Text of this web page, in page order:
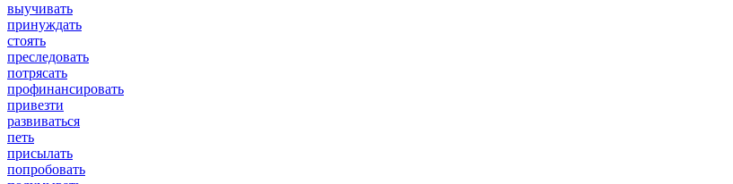
выучивать
принуждать
стоять
преследовать
потрясать
профинансировать
привезти
развиваться
петь
присылать
попробовать